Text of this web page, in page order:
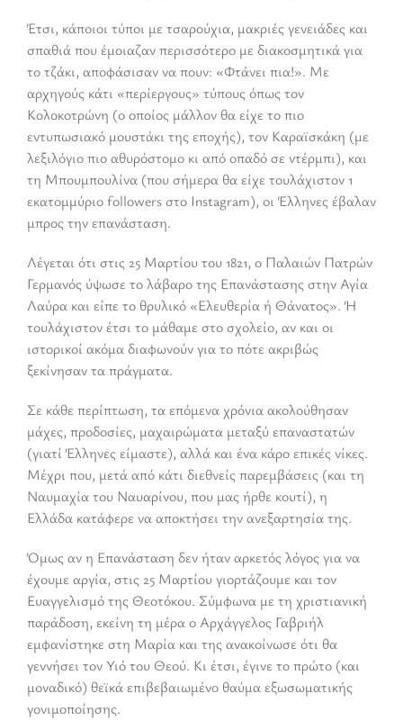
Έτσι, κάποιοι τύποι με τσαρούχια, μακριές γενειάδες και
σπαθιά που έμοιαζαν περισσότερο με διακοσμητικά για
το τζάκι, αποφάσισαν να πουν: «Φτάνει πια!». Με
αρχηγούς κάτι «περίεργους» τύπους όπως τον
Κολοκοτρώνη (ο οποίος μάλλον θα είχε το πιο
εντυπωσιακό μουστάκι της εποχής), τον Καραϊσκάκη (με
λεξιλόγιο πιο αθυρόστομο κι από οπαδό σε ντέρμπι), και
τη Μπουμπουλίνα (που σήμερα θα είχε τουλάχιστον 1
εκατομμύριο followers στο Instagram), οι Έλληνες έβαλαν
μπρος την επανάσταση.
Λέγεται ότι στις 25 Μαρτίου του 1821, ο Παλαιών Πατρών
Γερμανός ύψωσε το λάβαρο της Επανάστασης στην Αγία
Λαύρα και είπε το θρυλικό «Ελευθερία ή Θάνατος». Ή
τουλάχιστον έτσι το μάθαμε στο σχολείο, αν και οι
ιστορικοί ακόμα διαφωνούν για το πότε ακριβώς
ξεκίνησαν τα πράγματα.
Σε κάθε περίπτωση, τα επόμενα χρόνια ακολούθησαν
μάχες, προδοσίες, μαχαιρώματα μεταξύ επαναστατών
(γιατί Έλληνες είμαστε), αλλά και ένα κάρο επικές νίκες.
Μέχρι που, μετά από κάτι διεθνείς παρεμβάσεις (και τη
Ναυμαχία του Ναυαρίνου, που μας ήρθε κουτί), η
Ελλάδα κατάφερε να αποκτήσει την ανεξαρτησία της.
Όμως αν η Επανάσταση δεν ήταν αρκετός λόγος για να
έχουμε αργία, στις 25 Μαρτίου γιορτάζουμε και τον
Ευαγγελισμό της Θεοτόκου. Σύμφωνα με τη χριστιανική
παράδοση, εκείνη τη μέρα ο Αρχάγγελος Γαβριήλ
εμφανίστηκε στη Μαρία και της ανακοίνωσε ότι θα
γεννήσει τον Υιό του Θεού. Κι έτσι, έγινε το πρώτο (και
μοναδικό) θεϊκά επιβεβαιωμένο θαύμα εξωσωματικής
γονιμοποίησης.